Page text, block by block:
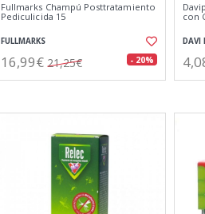
Fullmarks Champú Posttratamiento
Pediculicida 15
FULLMARKS
16,99€ 21,25€ - 20%
con
DAVI